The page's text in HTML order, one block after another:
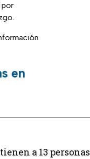
por
en
a 13 personas